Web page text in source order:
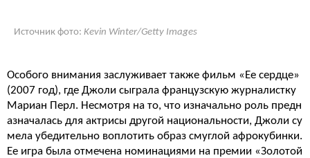
Источник фото: Kevin Winter/Getty Images
Особого внимания заслуживает также фильм «Ее сердце»
(2007 год), где Джоли сыграла французскую журналистку
Мариан Перл. Несмотря на то, что изначально роль предн
азначалась для актрисы другой национальности, Джоли су
мела убедительно воплотить образ смуглой афрокубинки.
Ее игра была отмечена номинациями на премии «Золотой